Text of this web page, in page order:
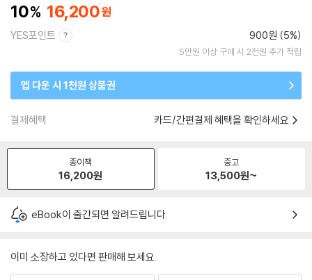
10 16,200
YES포인트 900원 (5%)
5만원 이상 구매 시 2천원 추가 적립
앱 다운 시 1천원 상품권
결제혜택 카드/간편결제 혜택을 확인하세요
종이책
16,200원
중고
13,500원~
eBook이 출간되면 알려드립니다.
이미 소장하고 있다면 판매해 보세요.